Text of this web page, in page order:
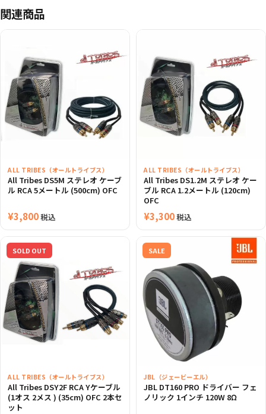
関連商品
ALL TRIBES（オールトライブス）
All Tribes DS5M ステレオ ケーブ
ル RCA 5メートル (500cm) OFC
¥3,800税込
ALL TRIBES（オールトライブス）
All Tribes DS1.2M ステレオ ケー
ブル RCA 1.2メートル (120cm)
OFC
¥3,300税込
SOLD OUT
ALL TRIBES（オールトライブス）
All Tribes DSY2F RCA Yケーブル
(1オス 2メス ) (35cm) OFC 2本セ
ット
SALE
JBL（ジェービーエル）
JBL DT160 PRO ドライバー フェ
ノリック 1インチ 120W 8Ω